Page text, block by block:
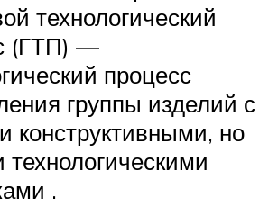
технологический
(ГТП) —
процесс
группы изделий с
конструктивными, но
.